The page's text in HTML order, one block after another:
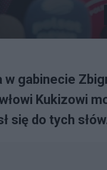
gabinecie
Kukizowi
się do tych